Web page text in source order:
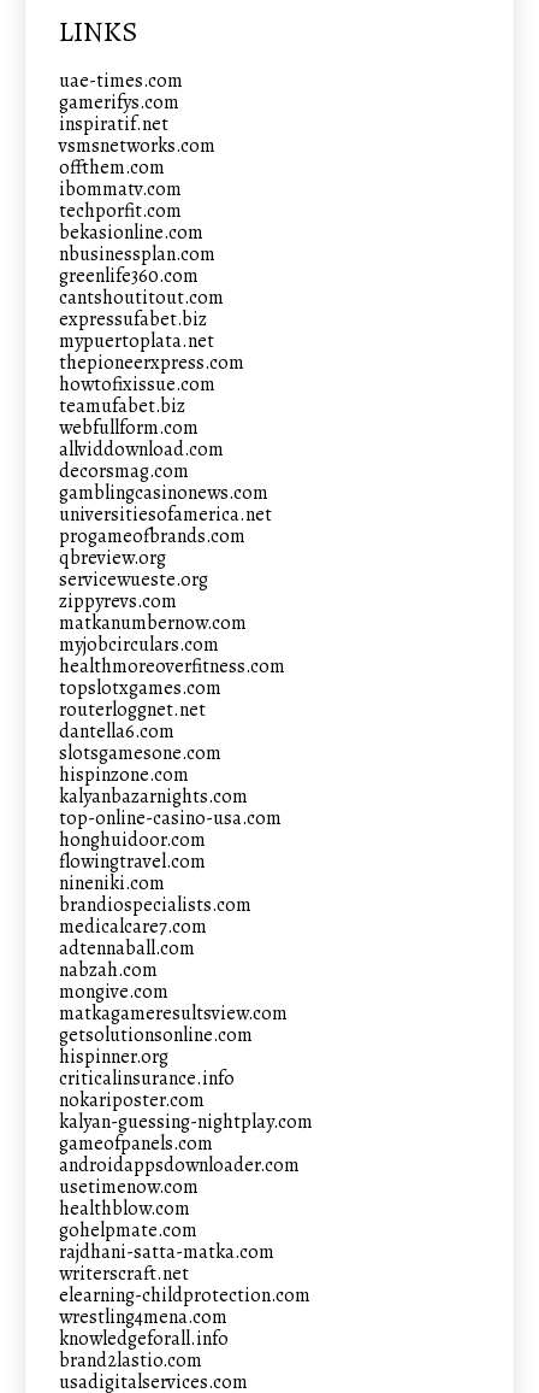
LINKS
uae-times.com
gamerifys.com
inspiratif.net
vsmsnetworks.com
offthem.com
ibommatv.com
techporfit.com
bekasionline.com
nbusinessplan.com
greenlife360.com
cantshoutitout.com
expressufabet.biz
mypuertoplata.net
thepioneerxpress.com
howtofixissue.com
teamufabet.biz
webfullform.com
allviddownload.com
decorsmag.com
gamblingcasinonews.com
universitiesofamerica.net
progameofbrands.com
qbreview.org
servicewueste.org
zippyrevs.com
matkanumbernow.com
myjobcirculars.com
healthmoreoverfitness.com
topslotxgames.com
routerloggnet.net
dantella6.com
slotsgamesone.com
hispinzone.com
kalyanbazarnights.com
top-online-casino-usa.com
honghuidoor.com
flowingtravel.com
nineniki.com
brandiospecialists.com
medicalcare7.com
adtennaball.com
nabzah.com
mongive.com
matkagameresultsview.com
getsolutionsonline.com
hispinner.org
criticalinsurance.info
nokariposter.com
kalyan-guessing-nightplay.com
gameofpanels.com
androidappsdownloader.com
usetimenow.com
healthblow.com
gohelpmate.com
rajdhani-satta-matka.com
writerscraft.net
elearning-childprotection.com
wrestling4mena.com
knowledgeforall.info
brand2lastio.com
usadigitalservices.com